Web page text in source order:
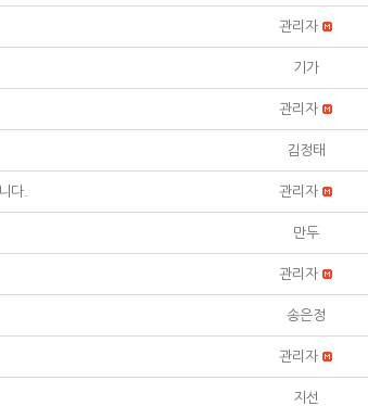
관리자
기가
관리자
김정태
다. 관리자
만두
관리자
송은정
관리자
지선